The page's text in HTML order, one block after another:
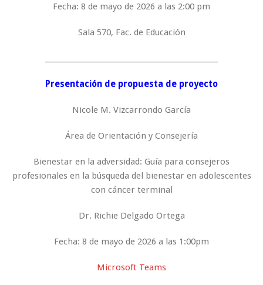
Fecha: 8 de mayo de 2026 a las 2:00 pm
Sala 570, Fac. de Educación
Presentación de propuesta de proyecto
Nicole M. Vizcarrondo García
Área de Orientación y Consejería
Bienestar en la adversidad: Guía para consejeros
profesionales en la búsqueda del bienestar en adolescentes
con cáncer terminal
Dr. Richie Delgado Ortega
Fecha: 8 de mayo de 2026 a las 1:00pm
Microsoft Teams